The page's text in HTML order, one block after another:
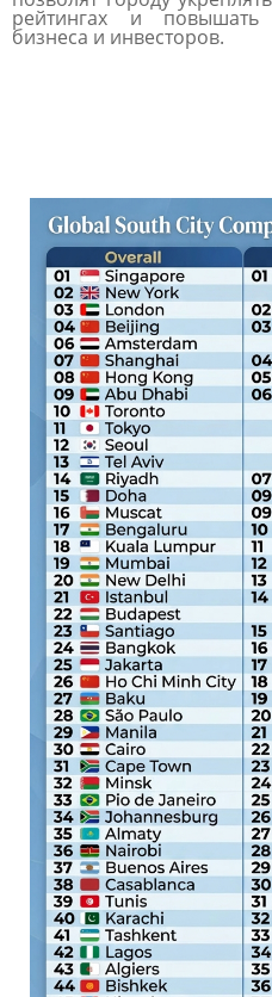
рейтингах и повышать
бизнеса и инвесторов.